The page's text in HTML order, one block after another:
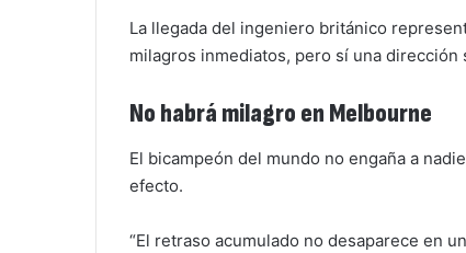
La llegada del ingeniero británico
milagros inmediatos, pero sí una dirección
No habrá milagro en Melbourne
El bicampeón del mundo no engaña a
efecto.
“El retraso acumulado no desaparece en